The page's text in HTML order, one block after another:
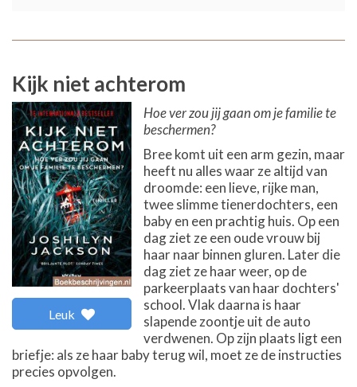
Kijk niet achterom
Leuk
Hoe ver zou jij gaan om je familie te
beschermen?
Bree komt uit een arm gezin, maar
heeft nu alles waar ze altijd van
droomde: een lieve, rijke man,
twee slimme tienerdochters, een
baby en een prachtig huis. Op een
dag ziet ze een oude vrouw bij
haar naar binnen gluren. Later die
dag ziet ze haar weer, op de
parkeerplaats van haar dochters'
school. Vlak daarna is haar
slapende zoontje uit de auto
verdwenen. Op zijn plaats ligt een
briefje: als ze haar baby terug wil, moet ze de instructies
precies opvolgen.